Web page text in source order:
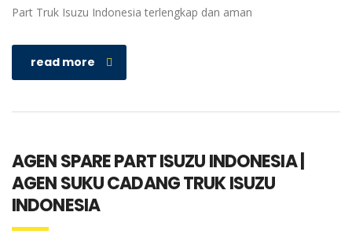
Part Truk Isuzu Indonesia terlengkap dan aman
read more
AGEN SPARE PART ISUZU INDONESIA |
AGEN SUKU CADANG TRUK ISUZU
INDONESIA